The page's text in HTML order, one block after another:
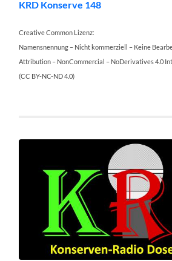
KRD Konserve 148
Creative Common Lizenz:
Namensnennung – Nicht kommerziell – Keine
Attribution – NonCommercial – NoDerivatives 4.0
(CC BY-NC-ND 4.0)